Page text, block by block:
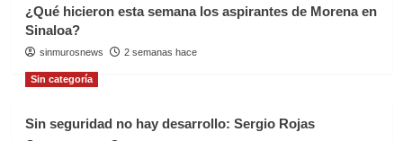
¿Qué hicieron esta semana los aspirantes de Morena en
Sinaloa?
sinmurosnews 2 semanas hace
Sin categoría
Sin seguridad no hay desarrollo: Sergio Rojas